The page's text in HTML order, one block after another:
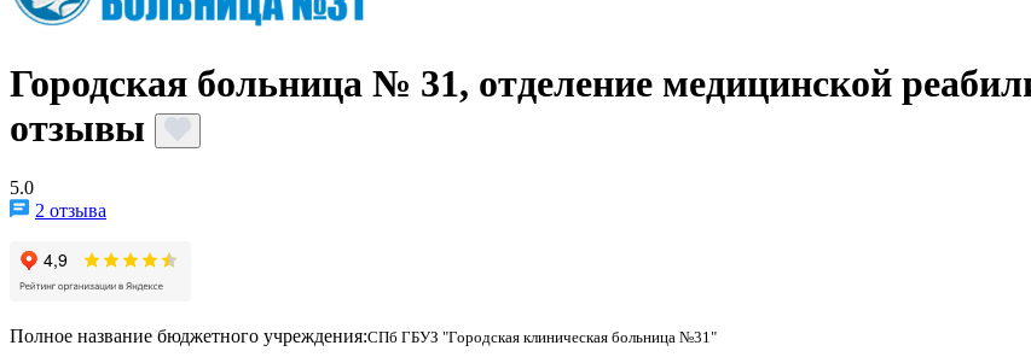
Городская больница № 31, отделение медицинской
отзывы
5.0
2 отзыва
Полное название бюджетного учреждения:СПб ГБУЗ "Городская клиническая больница №31"